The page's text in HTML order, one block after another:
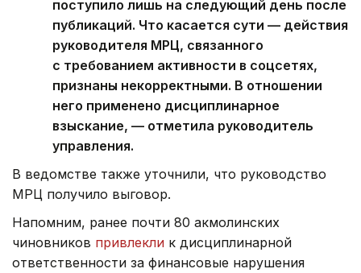
поступило лишь на следующий день после
публикаций. Что касается сути — действия
руководителя МРЦ, связанного
с требованием активности в соцсетях,
признаны некорректными. В отношении
него применено дисциплинарное
взыскание, — отметила руководитель
управления.
В ведомстве также уточнили, что руководство
МРЦ получило выговор.
Напомним, ранее почти 80 акмолинских
чиновников привлекли к дисциплинарной
ответственности за финансовые нарушения